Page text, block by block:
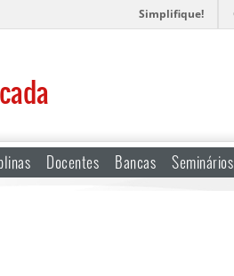
Simplifique!
Docentes Bancas Seminários